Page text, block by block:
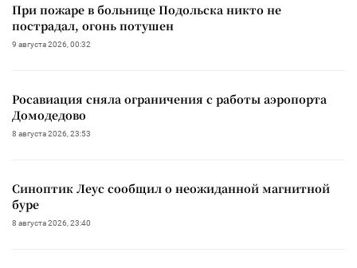
При пожаре в больнице Подольска никто не
пострадал, огонь потушен
9 августа 2026, 00:32
Росавиация сняла ограничения с работы аэропорта
Домодедово
8 августа 2026, 23:53
Синоптик Леус сообщил о неожиданной магнитной
буре
8 августа 2026, 23:40